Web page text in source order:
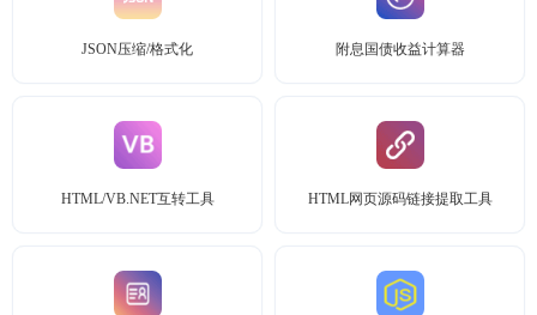
JSON压缩/格式化 附息国债收益计算器
HTML/VB.NET互转工具 HTML网页源码链接提取工具